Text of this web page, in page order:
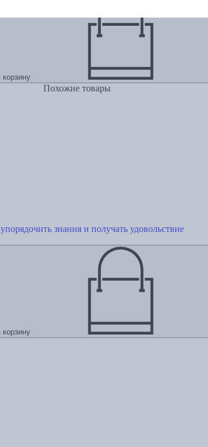
Похожие товары
знания и получать удовольствие